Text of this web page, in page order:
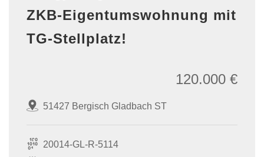
ZKB-Eigentumswohnung mit
TG-Stellplatz!
51427 Bergisch Gladbach ST
120.000 €
20014-GL-R-5114